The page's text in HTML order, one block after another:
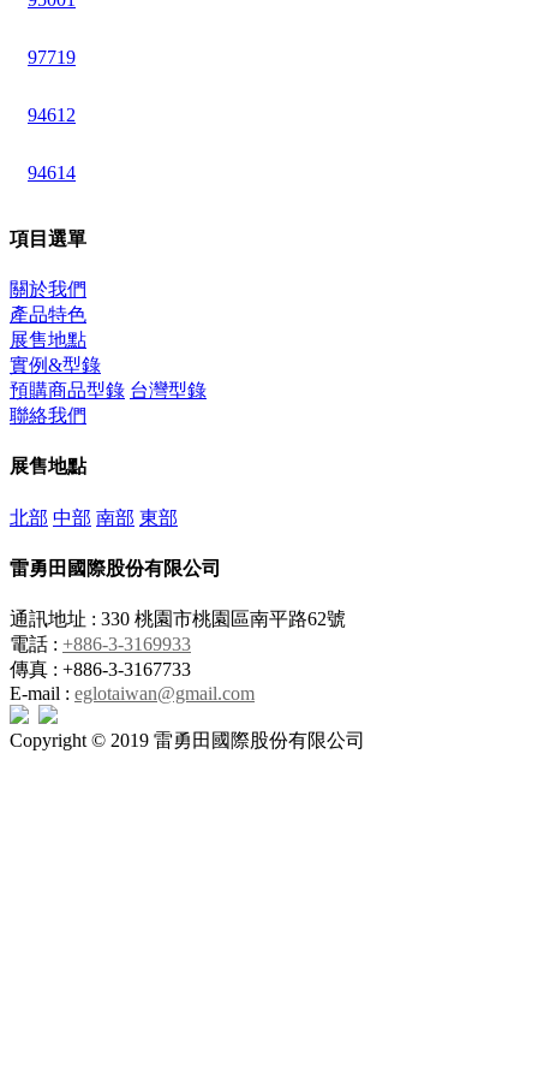
97719
94612
94614
項目選單
關於我們
產品特色
展售地點
實例&型錄
預購商品型錄 台灣型錄
聯絡我們
展售地點
北部 中部 南部 東部
雷勇田國際股份有限公司
通訊地址 : 330 桃園市桃園區南平路62號
電話 : +886-3-3169933
傳真 : +886-3-3167733
E-mail : eglotaiwan@gmail.com
Copyright © 2019 雷勇田國際股份有限公司